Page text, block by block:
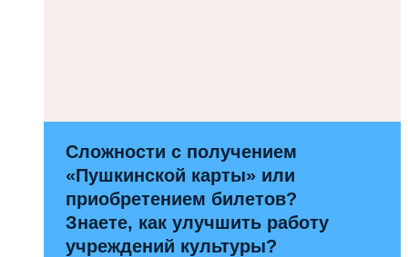
Сложности с получением
«Пушкинской карты» или
приобретением билетов?
Знаете, как улучшить работу
учреждений культуры?